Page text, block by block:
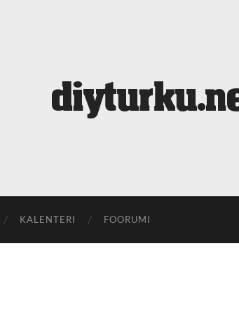
KALENTERI FOORUMI